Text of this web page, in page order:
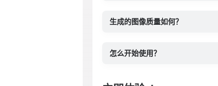
生成的图像质量如何？
怎么开始使用？